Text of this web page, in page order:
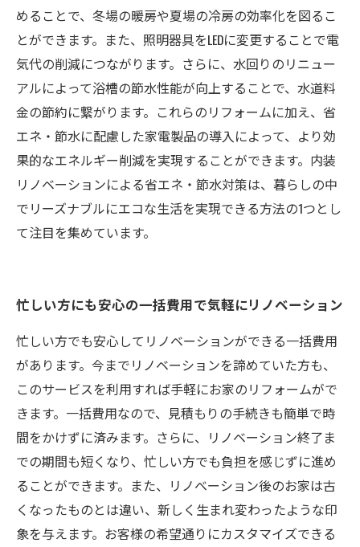
めることで、冬場の暖房や夏場の冷房の効率化を図るこ
とができます。また、照明器具をLEDに変更することで電
気代の削減につながります。さらに、水回りのリニュー
アルによって浴槽の節水性能が向上することで、水道料
金の節約に繋がります。これらのリフォームに加え、省
エネ・節水に配慮した家電製品の導入によって、より効
果的なエネルギー削減を実現することができます。内装
リノベーションによる省エネ・節水対策は、暮らしの中
でリーズナブルにエコな生活を実現できる方法の1つとし
て注目を集めています。
忙しい方にも安心の一括費用で気軽にリノベーション
忙しい方でも安心してリノベーションができる一括費用
があります。今までリノベーションを諦めていた方も、
このサービスを利用すれば手軽にお家のリフォームがで
きます。一括費用なので、見積もりの手続きも簡単で時
間をかけずに済みます。さらに、リノベーション終了ま
での期間も短くなり、忙しい方でも負担を感じずに進め
ることができます。また、リノベーション後のお家は古
くなったものとは違い、新しく生まれ変わったような印
象を与えます。お客様の希望通りにカスタマイズできる